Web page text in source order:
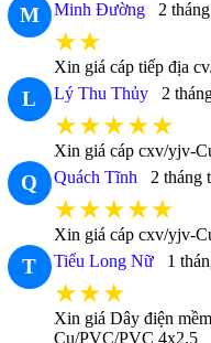
M Minh Đường 2
★★
Xin giá cáp tiếp địa
L Lý Thu Thủy 2
★★★★★
Xin giá cáp cxv/yjv-
Q Quách Tĩnh 2 tháng
★★★★★
Xin giá cáp cxv/yjv-
T Tiểu Long Nữ 1
★★★
Xin giá Dây điện
Cu/PVC/PVC 4x2.5